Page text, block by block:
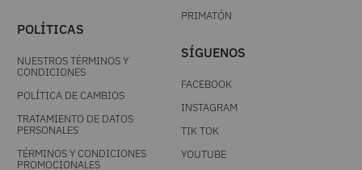
POLÍTICAS
NUESTROS TÉRMINOS Y
CONDICIONES
POLÍTICA DE CAMBIOS
TRATAMIENTO DE DATOS
PERSONALES
TÉRMINOS Y CONDICIONES
PROMOCIONALES
PRIMATÓN
SÍGUENOS
FACEBOOK
INSTAGRAM
TIK TOK
YOUTUBE